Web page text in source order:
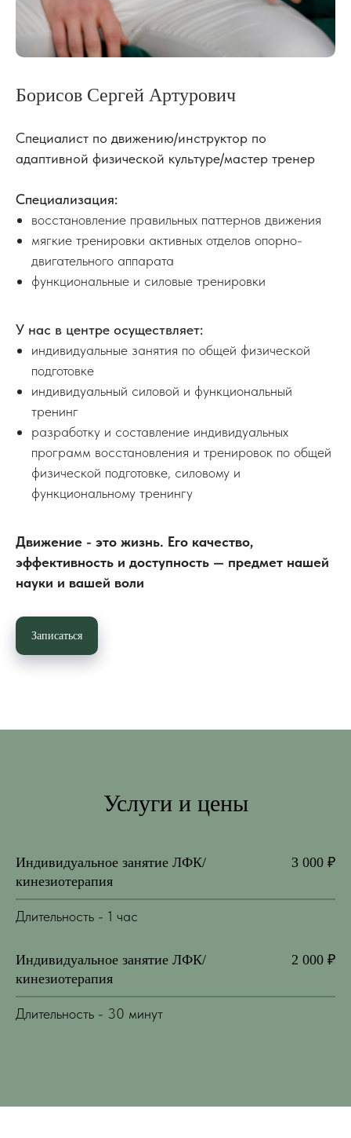
Борисов Сергей Артурович
Специалист по движению/инструктор по
адаптивной физической культуре/мастер тренер
Специализация:
восстановление правильных паттернов движения
мягкие тренировки активных отделов опорно-
двигательного аппарата
функциональные и силовые тренировки
У нас в центре осуществляет:
индивидуальные занятия по общей физической
подготовке
индивидуальный силовой и функциональный
тренинг
разработку и составление индивидуальных
программ восстановления и тренировок по общей
физической подготовке, силовому и
функциональному тренингу
Движение - это жизнь. Его качество,
эффективность и доступность — предмет нашей
науки и вашей воли
Записаться
Услуги и цены
Индивидуальное занятие ЛФК/
кинезиотерапия
3 000 ₽
Длительность - 1 час
Индивидуальное занятие ЛФК/
кинезиотерапия
2 000 ₽
Длительность - 30 минут